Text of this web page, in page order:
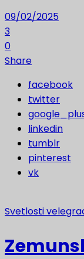
09/02/2025
3
0
Share
facebook
twitter
linkedin
tumblr
pinterest
vk
Svetlosti